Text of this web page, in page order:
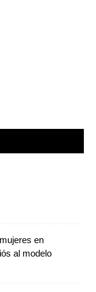
en
al modelo